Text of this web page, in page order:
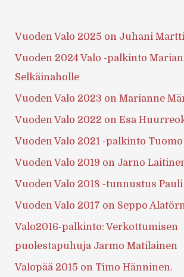
Vuoden Valo 2025 on Juhani
Vuoden 2024 Valo -palkinto
Selkäinaholle
Vuoden Valo 2023 on Marianne
Vuoden Valo 2022 on Esa
Vuoden Valo 2021 -palkinto
Vuoden Valo 2019 on Jarno
Vuoden Valo 2018 -tunnustus
Vuoden Valo 2017 on Seppo
Valo2016-palkinto: Verkottumisen
puolestapuhuja Jarmo Matilainen
Valopää 2015 on Timo Hänninen.